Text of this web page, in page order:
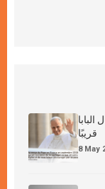
قريبًا
8 May